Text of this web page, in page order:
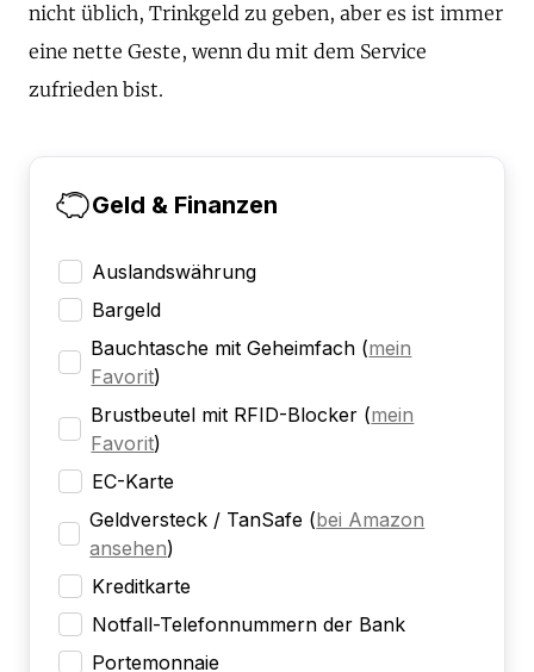
nicht üblich, Trinkgeld zu geben, aber es ist immer
eine nette Geste, wenn du mit dem Service
zufrieden bist.
Geld & Finanzen
Auslandswährung
Bargeld
Bauchtasche mit Geheimfach (mein
Favorit)
Brustbeutel mit RFID-Blocker (mein
Favorit)
EC-Karte
Geldversteck / TanSafe (bei Amazon
ansehen)
Kreditkarte
Notfall-Telefonnummern der Bank
Portemonnaie